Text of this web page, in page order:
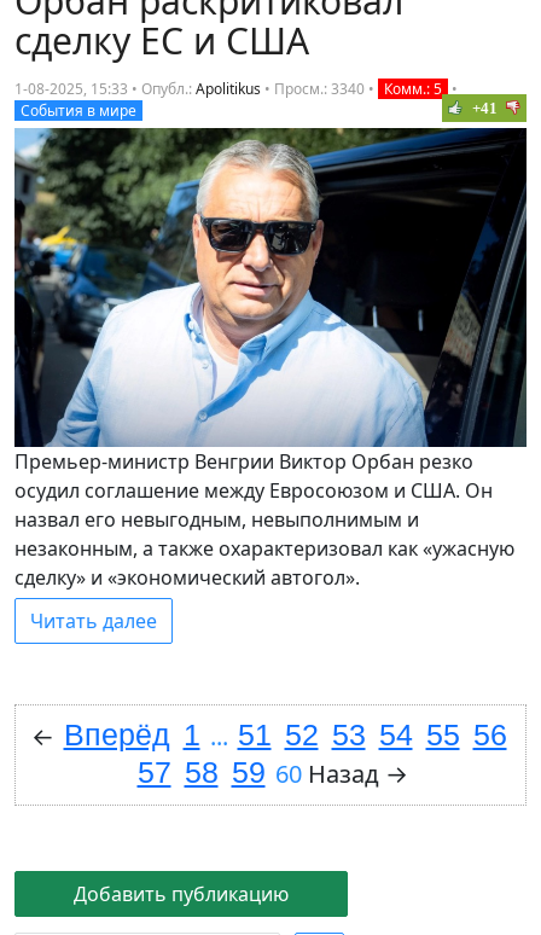
Добавить публикацию
сделку ЕС и США
1-08-2025, 15:33 • Опубл.:Apolitikus • Просм.: 3340 • Комм.: 5 •
События в мире
+41
Премьер-министр Венгрии Виктор Орбан резко
осудил соглашение между Евросоюзом и США. Он
назвал его невыгодным, невыполнимым и
незаконным, а также охарактеризовал как «ужасную
сделку» и «экономический автогол».
Читать далее
← Вперёд 1 ... 51 52 53 54 55 56
57 58 59 60 Назад→